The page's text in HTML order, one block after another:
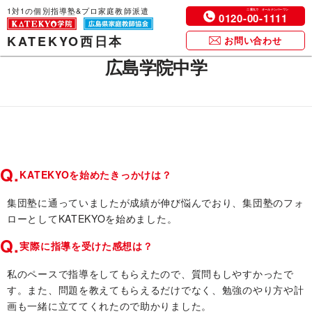
1対1の個別指導塾&プロ家庭教師派遣
KATEKYO西日本
0120-00-1111
お問い合わせ
広島学院中学
Q.KATEKYOを始めたきっかけは？
集団塾に通っていましたが成績が伸び悩んでおり、集団塾のフォ
ローとしてKATEKYOを始めました。
Q.実際に指導を受けた感想は？
私のペースで指導をしてもらえたので、質問もしやすかったで
す。また、問題を教えてもらえるだけでなく、勉強のやり方や計
画も一緒に立ててくれたので助かりました。